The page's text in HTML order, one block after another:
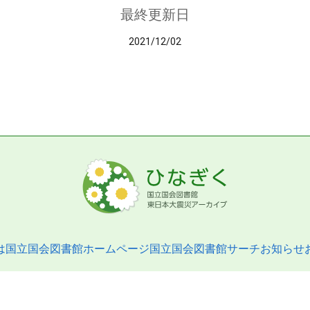
最終更新日
2021/12/02
国立国会図書館ホームページ国立国会図書館サーチお知らせ